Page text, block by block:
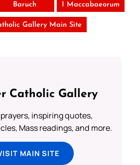
Baruch I Maccabaeorum
Gallery Main Site
Catholic Gallery
inspiring quotes,
Mass readings, and more.
MAIN SITE